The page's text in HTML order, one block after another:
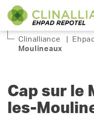
Clinalliance Ehpad
Moulineaux
Cap sur le
les-